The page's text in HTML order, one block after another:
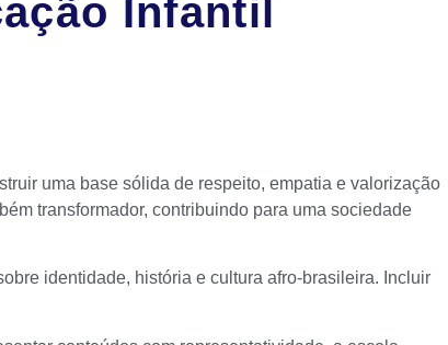
Infantil
uma base sólida de respeito, empatia e valorização
transformador, contribuindo para uma sociedade
identidade, história e cultura afro-brasileira. Incluir